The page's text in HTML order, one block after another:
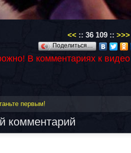
<< :: 36 109 :: >>>
Поделиться…
В комментариях к
первым!
комментарий